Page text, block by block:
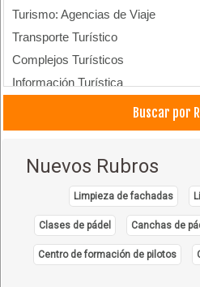
Turismo: Agencias de Viaje
Transporte Turístico
Complejos Turísticos
Información Turística
Hostales
Transporte Aéreo
Buscar por
Nuevos Rubros
Limpieza de fachadas
Clases de pádel Canchas de
Centro de formación de pilotos